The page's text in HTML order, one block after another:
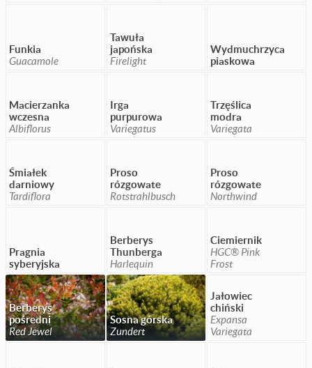
Funkia
Guacamole
Tawuła
japońska
Firelight
Wydmuchrzyca
piaskowa
Macierzanka
wczesna
Albiflorus
Irga
purpurowa
Variegatus
Trzęślica
modra
Variegata
Śmiałek
darniowy
Tardiflora
Proso
rózgowate
Rotstrahlbusch
Proso
rózgowate
Northwind
Pragnia
syberyjska
Berberys
Thunberga
Harlequin
Ciemiernik
HGC® Pink
Frost
Berberys
pośredni
Red Jewel
Sosna górska
Zundert
Jałowiec
chiński
Expansa
Variegata